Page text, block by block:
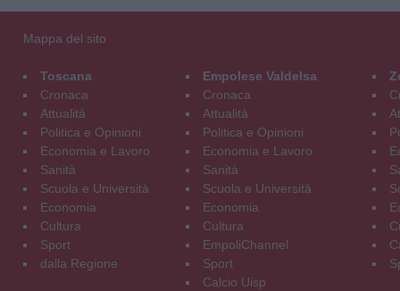
Mappa del sito
Toscana
Cronaca
Attualità
Politica e Opinioni
Economia e Lavoro
Sanità
Scuola e Università
Economia
Cultura
Sport
dalla Regione
Empolese Valdelsa
Cronaca
Attualità
Politica e Opinioni
Economia e Lavoro
Sanità
Scuola e Università
Economia
Cultura
EmpoliChannel
Sport
Calcio Uisp